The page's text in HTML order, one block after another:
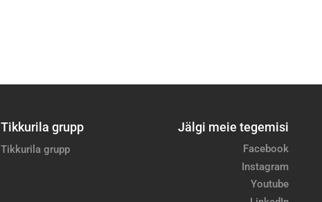
Tikkurila grupp
Tikkurila grupp
Jälgi meie tegemisi
Facebook
Instagram
Youtube